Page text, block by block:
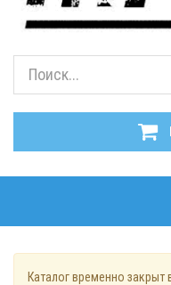
Каталог временно закрыт